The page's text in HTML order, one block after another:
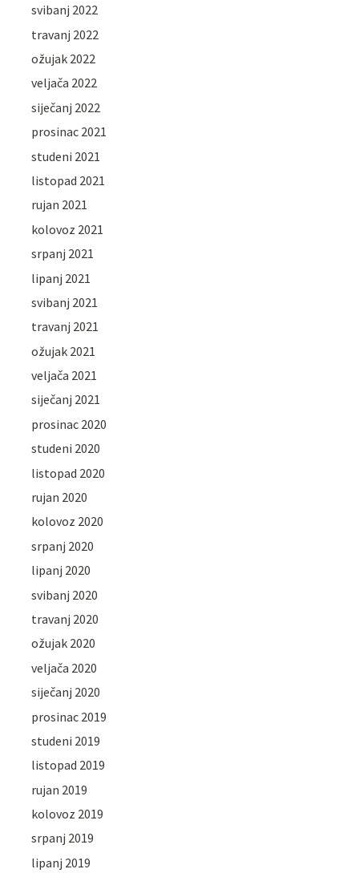
svibanj 2022
travanj 2022
ožujak 2022
veljača 2022
siječanj 2022
prosinac 2021
studeni 2021
listopad 2021
rujan 2021
kolovoz 2021
srpanj 2021
lipanj 2021
svibanj 2021
travanj 2021
ožujak 2021
veljača 2021
siječanj 2021
prosinac 2020
studeni 2020
listopad 2020
rujan 2020
kolovoz 2020
srpanj 2020
lipanj 2020
svibanj 2020
travanj 2020
ožujak 2020
veljača 2020
siječanj 2020
prosinac 2019
studeni 2019
listopad 2019
rujan 2019
kolovoz 2019
srpanj 2019
lipanj 2019